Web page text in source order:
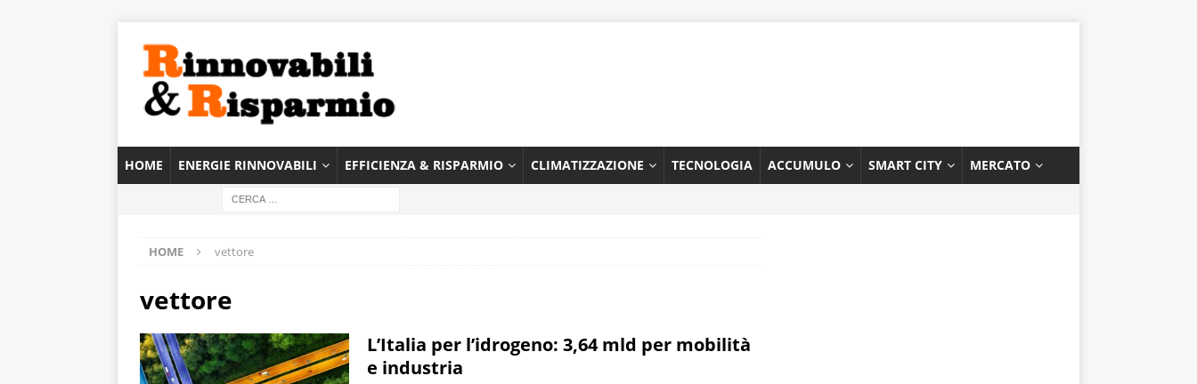
HOME ENERGIE RINNOVABILI EFFICIENZA & RISPARMIO CLIMATIZZAZIONE TECNOLOGIA ACCUMULO SMART CITY MERCATO
HOME vettore
vettore
L’Italia per l’idrogeno: 3,64 mld per mobilità
e industria